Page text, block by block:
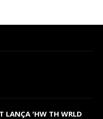
LANÇA 'HW TH WRLD